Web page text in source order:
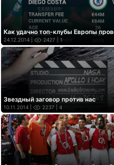
Как удачно топ-клубы Европы
24.12.2014 | 2427 | 1
Звездный заговор против нас
10.11.2014 | 2237 | 4